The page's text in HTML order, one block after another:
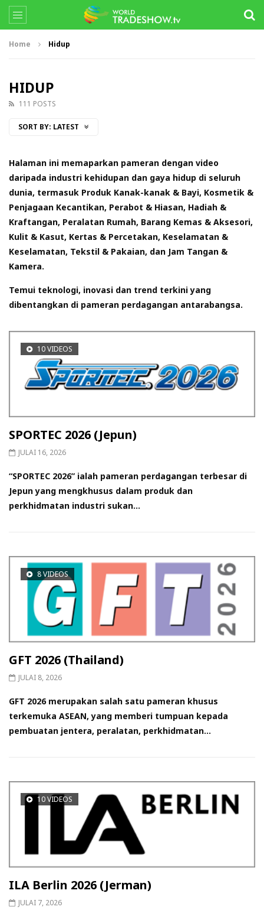
Home Hidup
HIDUP
111 POSTS
SORT BY: LATEST
Halaman ini memaparkan pameran dengan video
daripada industri kehidupan dan gaya hidup di seluruh
dunia, termasuk Produk Kanak-kanak & Bayi, Kosmetik &
Penjagaan Kecantikan, Perabot & Hiasan, Hadiah &
Kraftangan, Peralatan Rumah, Barang Kemas & Aksesori,
Kulit & Kasut, Kertas & Percetakan, Keselamatan &
Keselamatan, Tekstil & Pakaian, dan Jam Tangan &
Kamera.
Temui teknologi, inovasi dan trend terkini yang
dibentangkan di pameran perdagangan antarabangsa.
10 VIDEOS
SPORTEC 2026 (Jepun)
JULAI 16, 2026
“SPORTEC 2026” ialah pameran perdagangan terbesar di
Jepun yang mengkhusus dalam produk dan
perkhidmatan industri sukan...
8 VIDEOS
GFT 2026 (Thailand)
JULAI 8, 2026
GFT 2026 merupakan salah satu pameran khusus
terkemuka ASEAN, yang memberi tumpuan kepada
pembuatan jentera, peralatan, perkhidmatan...
10 VIDEOS
ILA Berlin 2026 (Jerman)
JULAI 7, 2026